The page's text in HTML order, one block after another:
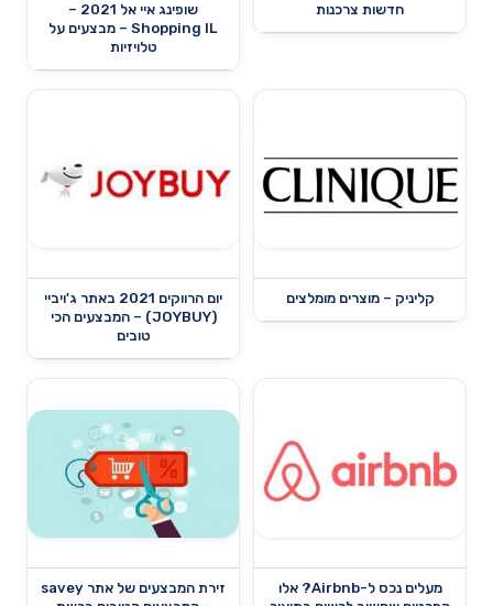
חדשות צרכנות
שופינג איי אל 2021 –
Shopping IL – מבצעים על
טלויזיות
קליניק – מוצרים מומלצים
יום הרווקים 2021 באתר ג'ויביי
(JOYBUY) – המבצעים הכי
טובים
מעלים נכס ל-Airbnb? אלו
זירת המבצעים של אתר savey